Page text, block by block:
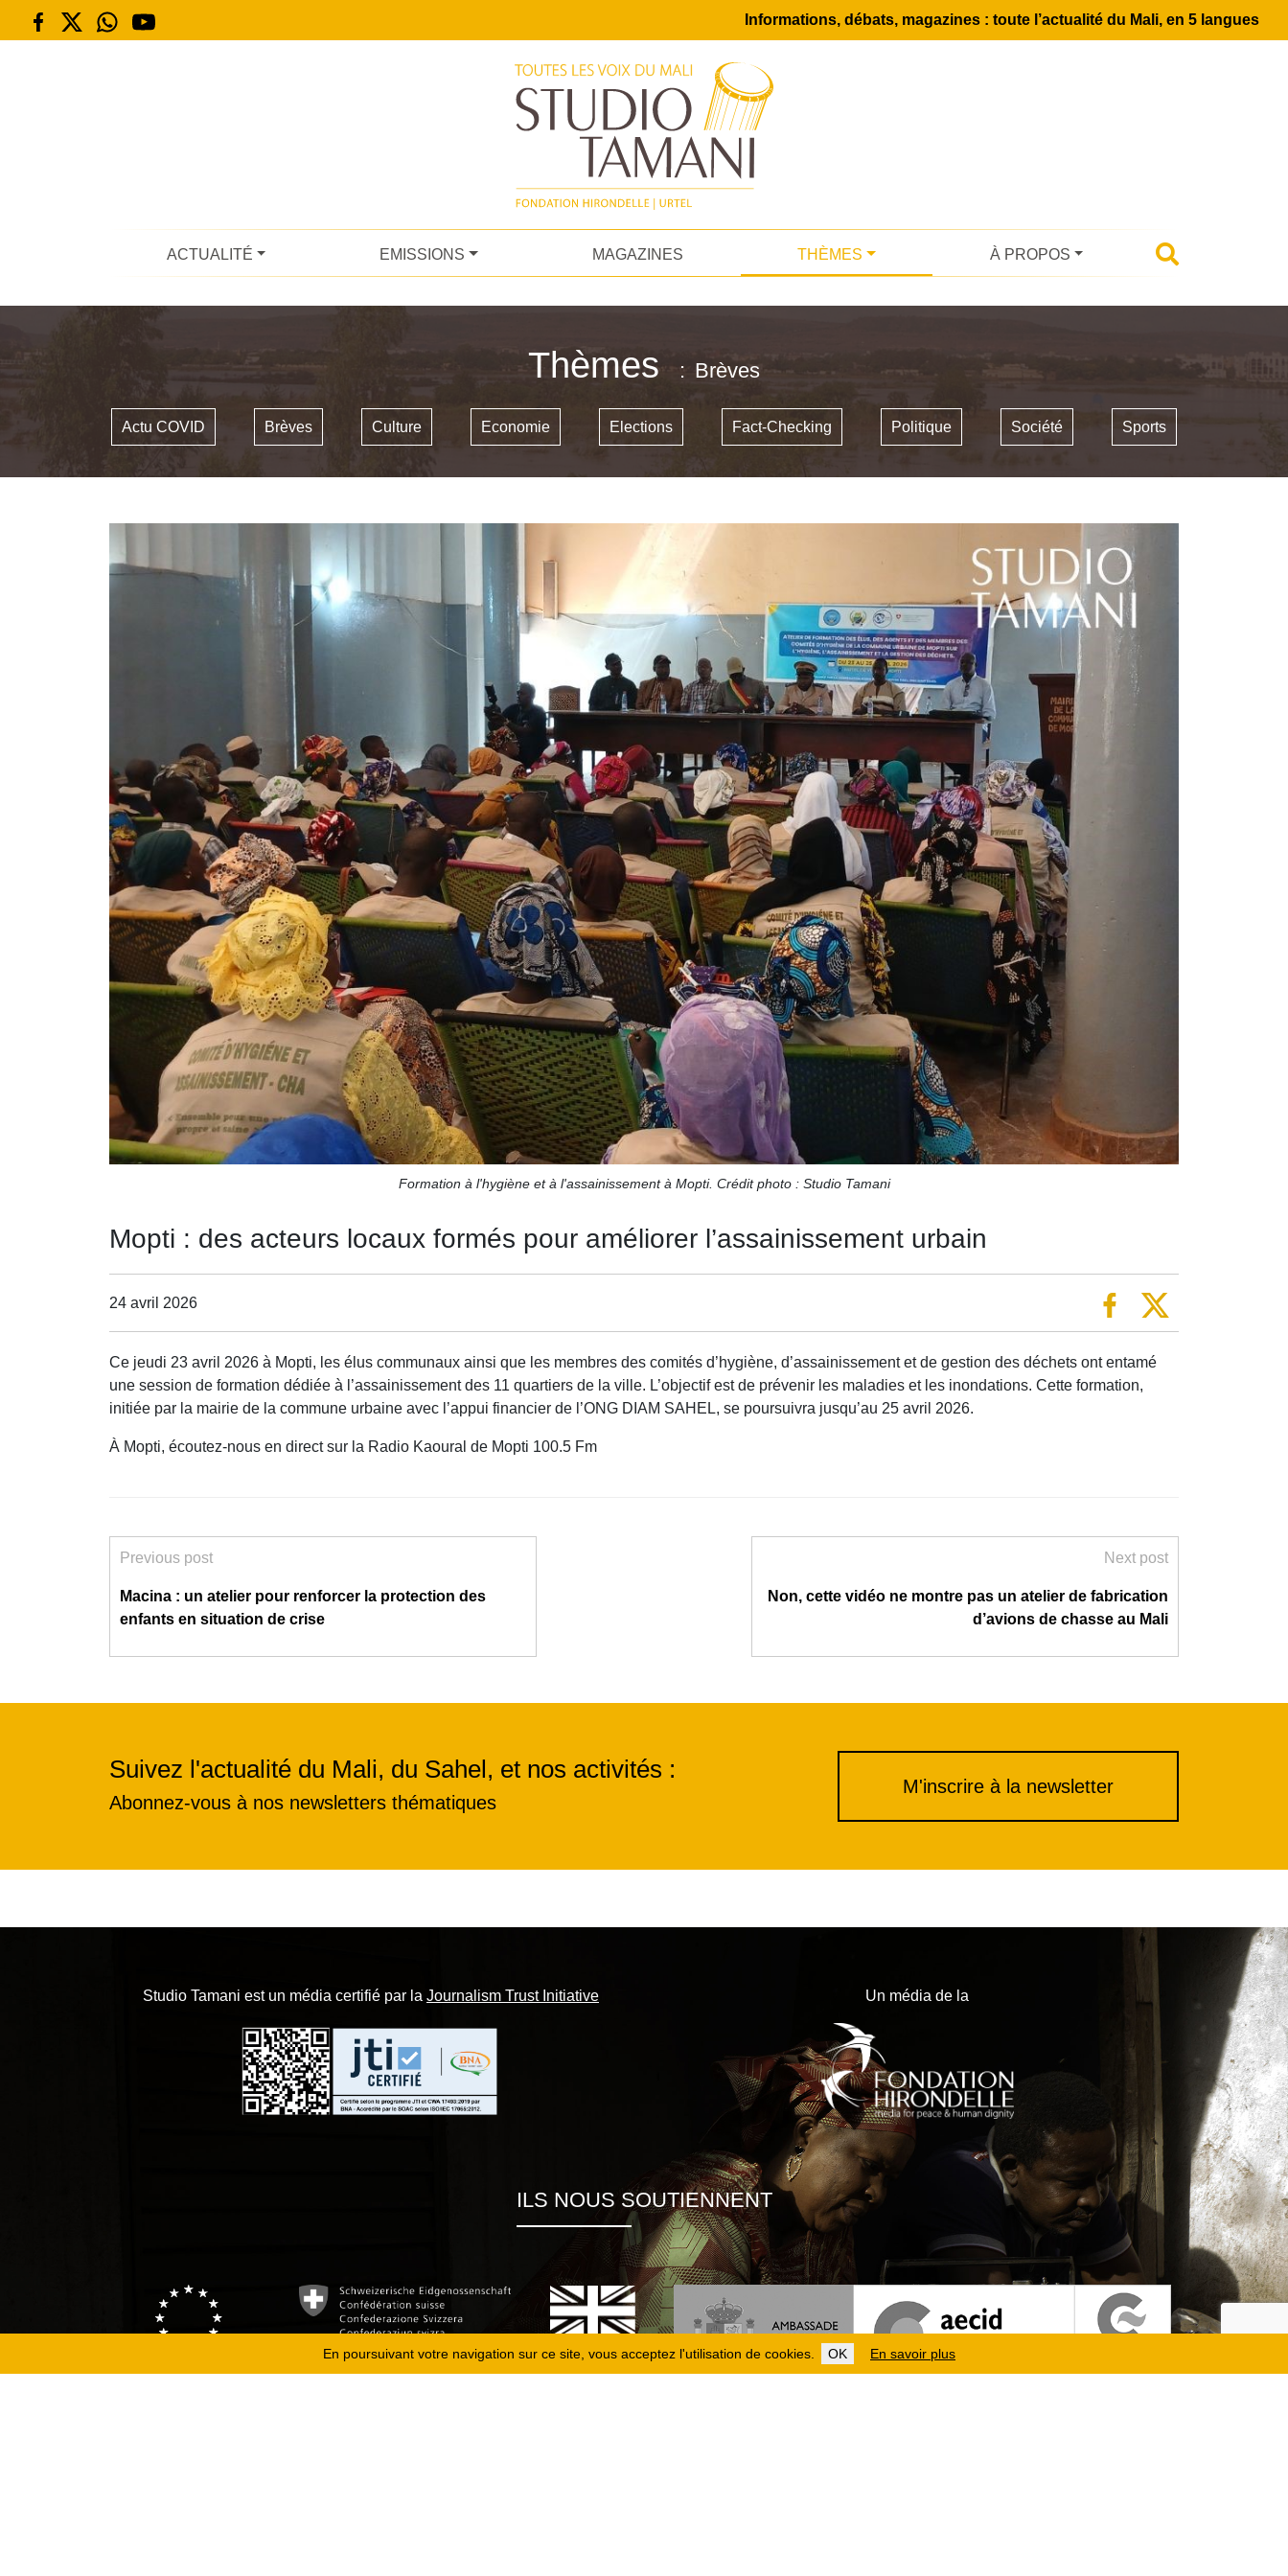
En poursuivant votre navigation sur ce site, vous acceptez l'utilisation de cookies. OK En savoir plus
Informations, débats, magazines : toute l’actualité du Mali, en 5 langues
ACTUALITÉ EMISSIONS MAGAZINES THÈMES À PROPOS
Thèmes Brèves
Actu COVID Brèves Culture Economie Elections Fact-Checking Politique Société Sports
Formation à l'hygiène et à l'assainissement à Mopti. Crédit photo : Studio Tamani
Mopti : des acteurs locaux formés pour améliorer l’assainissement urbain
24 avril 2026
Ce jeudi 23 avril 2026 à Mopti, les élus communaux ainsi que les membres des comités d’hygiène, d’assainissement et de gestion des déchets ont entamé
une session de formation dédiée à l’assainissement des 11 quartiers de la ville. L’objectif est de prévenir les maladies et les inondations. Cette formation,
initiée par la mairie de la commune urbaine avec l’appui financier de l’ONG DIAM SAHEL, se poursuivra jusqu’au 25 avril 2026.
À Mopti, écoutez-nous en direct sur la Radio Kaoural de Mopti 100.5 Fm
Previous post
Macina : un atelier pour renforcer la protection des
enfants en situation de crise
Next post
Non, cette vidéo ne montre pas un atelier de fabrication
d’avions de chasse au Mali
Suivez l'actualité du Mali, du Sahel, et nos activités :
Abonnez-vous à nos newsletters thématiques
M'inscrire à la newsletter
Studio Tamani est un média certifié par la Journalism Trust Initiative Un média de la
ILS NOUS SOUTIENNENT